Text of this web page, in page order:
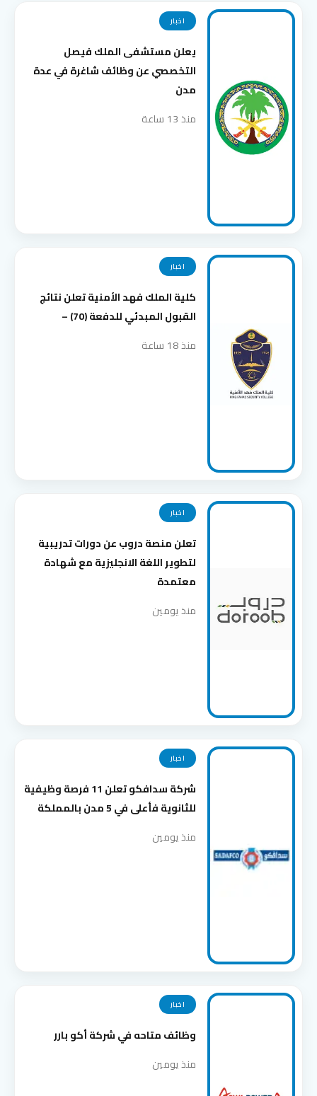
اخبار
يعلن مستشفى الملك فيصل
التخصصي عن وظائف شاغرة في عدة
مدن
منذ 13 ساعة
اخبار
كلية الملك فهد الأمنية تعلن نتائج
القبول المبدئي للدفعة (70) –
منذ 18 ساعة
اخبار
تعلن منصة دروب عن دورات تدريبية
لتطوير اللغة الانجليزية مع شهادة
معتمدة
منذ يومين
اخبار
شركة سدافكو تعلن 11 فرصة وظيفية
للثانوية فأعلى في 5 مدن بالمملكة
منذ يومين
اخبار
وظائف متاحه في شركة أكو بارر
منذ يومين